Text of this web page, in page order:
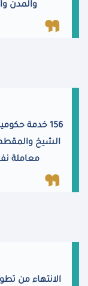
والمدن
156 خدمة
معاملة